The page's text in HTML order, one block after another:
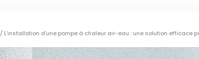
/ L’installation d’une pompe à chaleur air-eau : une solution efficace